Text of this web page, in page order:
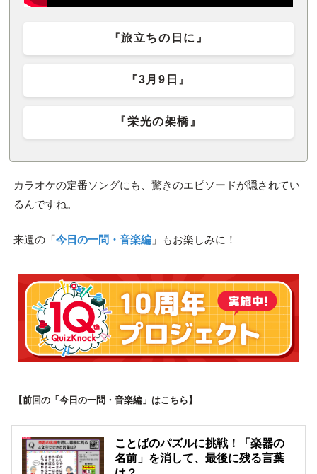
『旅立ちの日に』
『3月9日』
『栄光の架橋』
カラオケの定番ソングにも、驚きのエピソードが隠されてい
るんですね。
来週の「今日の一問・音楽編」もお楽しみに！
【前回の「今日の一問・音楽編」はこちら】
ことばのパズルに挑戦！「楽器の
名前」を消して、最後に残る言葉